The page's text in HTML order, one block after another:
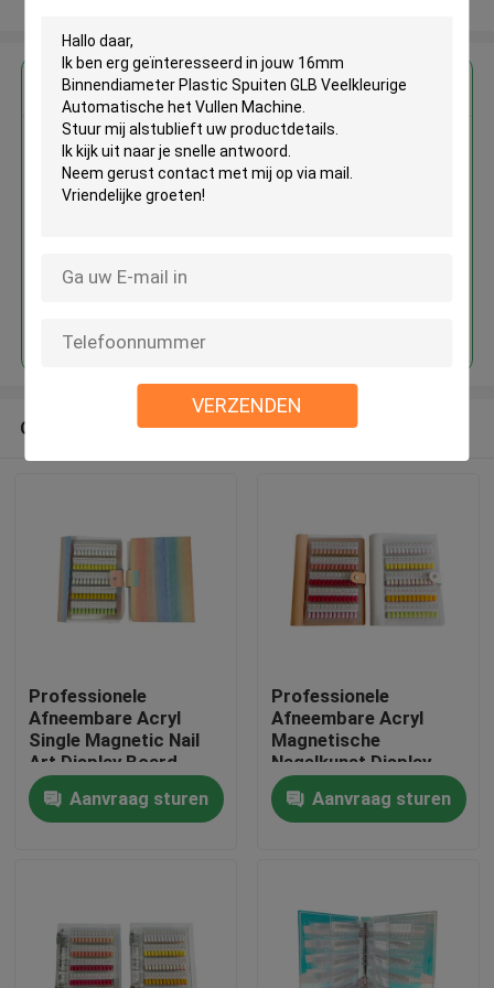
VERZENDEN
Video's
Krijg de beste prijs voor
16mm Binnendiameter Plastic
Spuiten GLB Veelkleurige
Automatische het Vullen
Geadviseerde Producten
Professionele
Afneembare Acryl
Single Magnetic Nail
Art Display Board
Vierkante
120/180/240 Gradiënt
Kleuren Plastic Tool
Aanvraag sturen
Professionele
Afneembare Acryl
Magnetische
Nagelkunst Display
Board 120/180/240
Gradiënt Kleuren Solid
Plastic Tool voor
Aanvraag sturen